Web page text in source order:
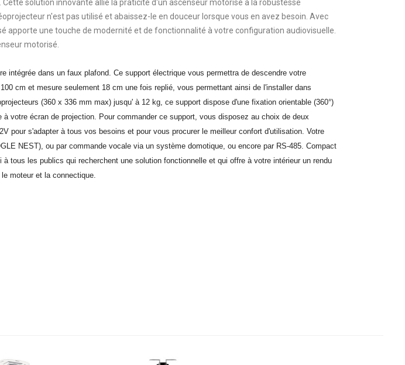
solution innovante allie la praticité d'un ascenseur motorisé à la robustesse
n'est pas utilisé et abaissez-le en douceur lorsque vous en avez besoin. Avec
une touche de modernité et de fonctionnalité à votre configuration audiovisuelle.
motorisé.
intégrée dans un faux plafond. Ce support électrique vous permettra de descendre votre
cm et mesure seulement 18 cm une fois replié, vous permettant ainsi de l'installer dans
(360 x 336 mm max) jusqu' à 12 kg, ce support dispose d'une fixation orientable (360°)
votre écran de projection. Pour commander ce support, vous disposez au choix de deux
pour s'adapter à tous vos besoins et pour vous procurer le meilleur confort d'utilisation. Votre
NEST), ou par commande vocale via un système domotique, ou encore par RS-485. Compact
tous les publics qui recherchent une solution fonctionnelle et qui offre à votre intérieur un rendu
moteur et la connectique.